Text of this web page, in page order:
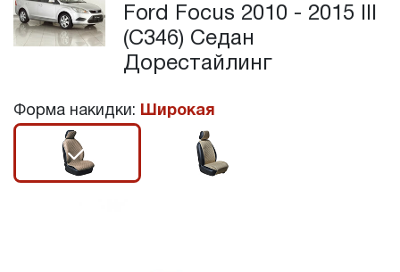
Ford Focus 2010 - 2015 III
(C346) Седан
Дорестайлинг
Форма накидки: Широкая
r